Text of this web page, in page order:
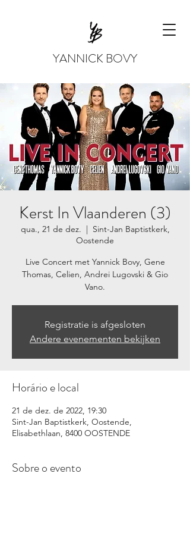
YANNICK BOVY
Kerst In Vlaanderen (3)
qua., 21 de dez.
  |
Sint-Jan Baptistkerk,
Oostende
Live Concert met Yannick Bovy, Gene
Thomas, Celien, Andrei Lugovski & Gio
Vano.
Registratie is afgesloten
Andere evenementen bekijken
Horário e local
21 de dez. de 2022, 19:30
Sint-Jan Baptistkerk, Oostende,
Elisabethlaan, 8400 OOSTENDE
Sobre o evento